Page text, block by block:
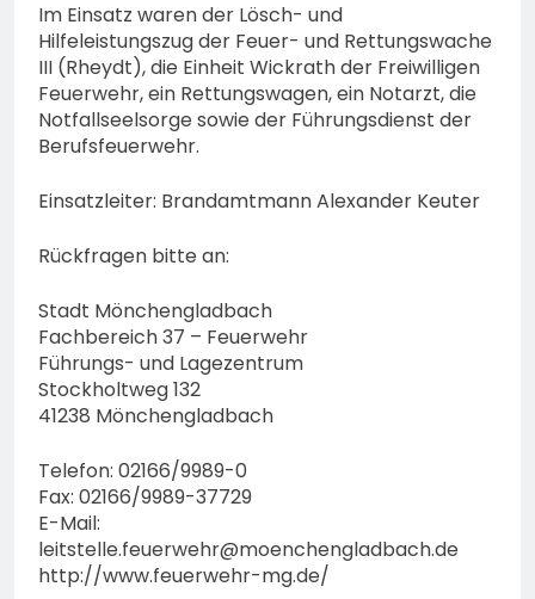
Im Einsatz waren der Lösch- und
Hilfeleistungszug der Feuer- und Rettungswache
III (Rheydt), die Einheit Wickrath der Freiwilligen
Feuerwehr, ein Rettungswagen, ein Notarzt, die
Notfallseelsorge sowie der Führungsdienst der
Berufsfeuerwehr.
Einsatzleiter: Brandamtmann Alexander Keuter
Rückfragen bitte an:
Stadt Mönchengladbach
Fachbereich 37 – Feuerwehr
Führungs- und Lagezentrum
Stockholtweg 132
41238 Mönchengladbach
Telefon: 02166/9989-0
Fax: 02166/9989-37729
E-Mail:
leitstelle.feuerwehr@moenchengladbach.de
http://www.feuerwehr-mg.de/